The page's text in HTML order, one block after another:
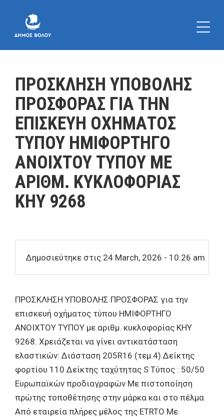
ΠΡΟΣΚΛΗΣΗ ΥΠΟΒΟΛΗΣ
ΠΡΟΣΦΟΡΑΣ ΓΙΑ ΤΗΝ
ΕΠΙΣΚΕΥΗ ΟΧΗΜΑΤΟΣ
ΤΥΠΟΥ ΗΜΙΦΟΡΤΗΓΟ
ΑΝΟΙΧΤΟΥ ΤΥΠΟΥ ΜΕ
ΑΡΙΘΜ. ΚΥΚΛΟΦΟΡΙΑΣ
ΚΗΥ 9268
Δημοσιεύτηκε στις 24 March, 2026 - 10:26 am
ΠΡΟΣΚΛΗΣΗ ΥΠΟΒΟΛΗΣ ΠΡΟΣΦΟΡΑΣ για την
επισκευή οχήματος τύπου ΗΜΙΦΟΡΤΗΓΟ
ΑΝΟΙΧΤΟΥ ΤΥΠΟΥ με αριθμ. κυκλοφορίας ΚΗΥ
9268. Χρειάζεται να γίνει αντικατάσταση
ελαστικών: Διάσταση 205R16 (τεμ.4) Δείκτης
φορτίου 110 Δείκτης ταχύτητας S Τύπος : 50/50
Ευρωπαϊκών προδιαγραφών Με πιστοποίηση
πρώτης τοποθέτησης στην μάρκα και στο πέλμα
Από εταιρεία πλήρες μέλος της ETRTO Με